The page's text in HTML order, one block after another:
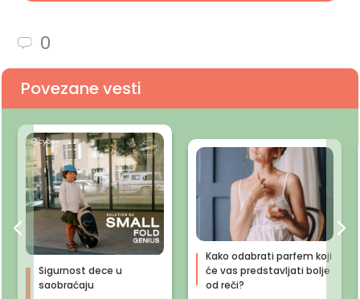
0
Povezane vesti
Sigurnost dece u
saobraćaju
Kako odabrati parfem koji
će vas predstavljati bolje
od reči?